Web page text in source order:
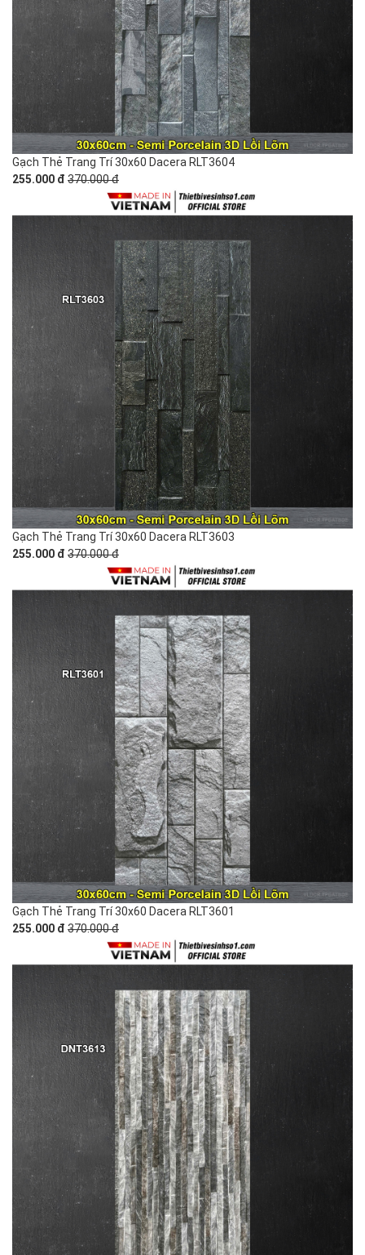
Gạch Thẻ Trang Trí 30x60 Dacera RLT3604
255.000 đ 370.000 đ
Gạch Thẻ Trang Trí 30x60 Dacera RLT3603
255.000 đ 370.000 đ
Gạch Thẻ Trang Trí 30x60 Dacera RLT3601
255.000 đ 370.000 đ